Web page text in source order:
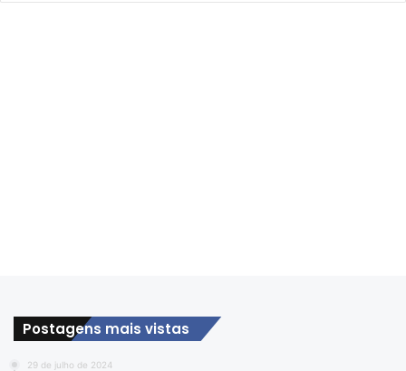
Postagens mais vistas
29 de julho de 2024